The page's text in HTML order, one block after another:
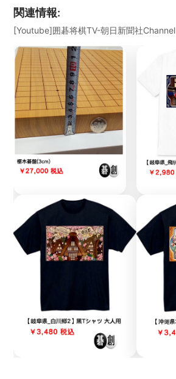
関連情報:
[Youtube]囲碁将棋TV-朝日新聞社Channel